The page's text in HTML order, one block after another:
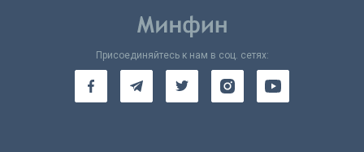
Присоединяйтесь к нам в соц. сетях: